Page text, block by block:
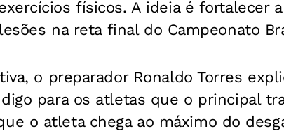
físicos. A ideia é fortalecer
na reta final do Campeonato
o preparador Ronaldo Torres
para os atletas que o principal
o atleta chega ao máximo do